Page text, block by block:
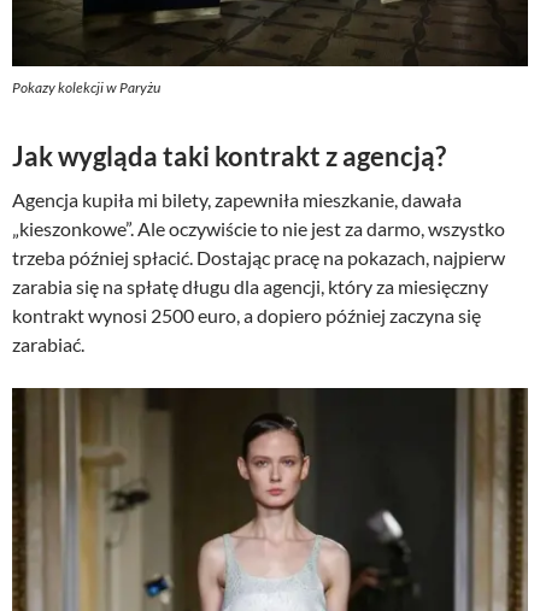
Pokazy kolekcji w Paryżu
Jak wygląda taki kontrakt z agencją?
Agencja kupiła mi bilety, zapewniła mieszkanie, dawała
„kieszonkowe”. Ale oczywiście to nie jest za darmo, wszystko
trzeba później spłacić. Dostając pracę na pokazach, najpierw
zarabia się na spłatę długu dla agencji, który za miesięczny
kontrakt wynosi 2500 euro, a dopiero później zaczyna się
zarabiać.